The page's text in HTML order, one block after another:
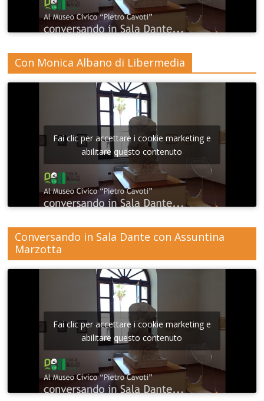
Con Monica Albano di Libermedia
Fai clic per accettare i cookie marketing e
abilitare questo contenuto
Conversando in Sala Dante con Assuntina
Marzotta
Fai clic per accettare i cookie marketing e
abilitare questo contenuto